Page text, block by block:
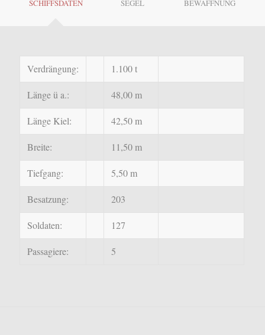
SCHIFFSDATEN SEGEL BEWAFFNUNG
Verdrängung: 1.100 t
Länge ü a.: 48,00 m
Länge Kiel: 42,50 m
Breite: 11,50 m
Tiefgang: 5,50 m
Besatzung: 203
Soldaten: 127
Passagiere: 5